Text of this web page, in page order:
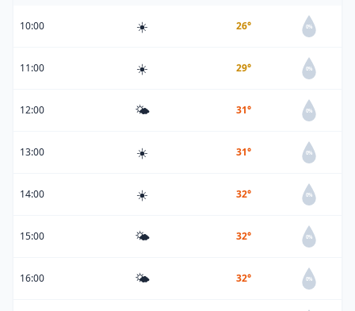
10:00 ☀️ 26° 0%
11:00 ☀️ 29° 0%
12:00 🌤️ 31° 0%
13:00 ☀️ 31° 0%
14:00 ☀️ 32° 0%
15:00 🌤️ 32° 0%
16:00 🌤️ 32° 0%